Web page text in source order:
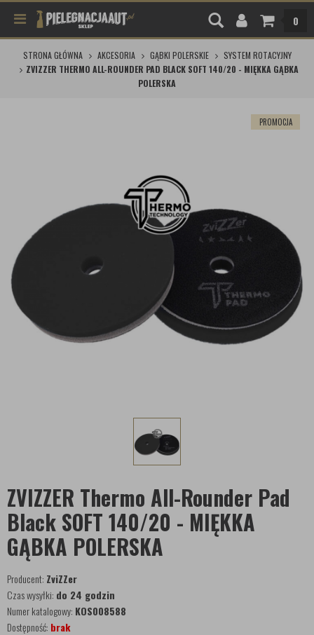
0
STRONA GŁÓWNA AKCESORIA GĄBKI POLERSKIE
SYSTEM ROTACYJNY
ZVIZZER THERMO ALL-ROUNDER PAD BLACK SOFT 140/20 - MIĘKKA GĄBKA
POLERSKA
PROMOCJA
ZVIZZER Thermo All-Rounder Pad
Black SOFT 140/20 - MIĘKKA
GĄBKA POLERSKA
Producent: ZviZZer
Czas wysyłki: do 24 godzin
Numer katalogowy: KOS008588
Dostępność: brak